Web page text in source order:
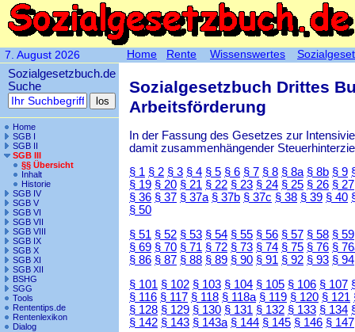
7. August 2026
Sozialgesetzbuch.de
Suche
Home
SGB I
SGB II
SGB III
§§ Übersicht
Inhalt
Historie
SGB IV
SGB V
SGB VI
SGB VII
SGB VIII
SGB IX
SGB X
SGB XI
SGB XII
BSHG
SGG
Tools
Rententips.de
Rentenlexikon
Dialog
Sozialgesetzbuch Drittes
Arbeitsförderung
In der Fassung des Gesetzes zur
damit zusammenhängender
§ 1 § 2 § 3 § 4 § 5 § 6 § 7 § 8 § 8a § 8b § 9
§ 19 § 20 § 21 § 22 § 23 § 24 § 25 § 26 § 27
§ 36 § 37 § 37a § 37b § 37c § 38 § 39 § 40
§ 50
§ 51 § 52 § 53 § 54 § 55 § 56 § 57 § 58 § 59
§ 69 § 70 § 71 § 72 § 73 § 74 § 75 § 76 §
§ 86 § 87 § 88 § 89 § 90 § 91 § 92 § 93 § 94
§ 101 § 102 § 103 § 104 § 105 § 106 § 107
§ 116 § 117 § 118 § 118a § 119 § 120 § 121
§ 128 § 129 § 130 § 131 § 132 § 133 § 134
§ 142 § 143 § 143a § 144 § 145 § 146 § 147
Home Rente Wissenswertes